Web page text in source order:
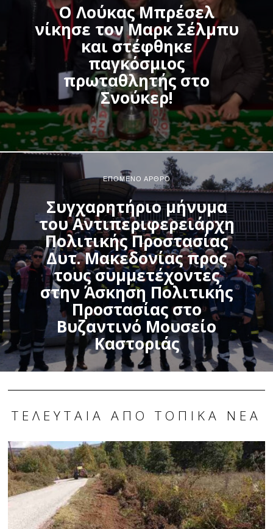
Ο Λούκας Μπρέσελ
νίκησε τον Μαρκ Σέλμπυ
και στέφθηκε
παγκόσμιος
πρωταθλητής στο
Σνούκερ!
ΕΠΌΜΕΝΟ ΆΡΘΡΟ
Συγχαρητήριο μήνυμα
του Αντιπεριφερειάρχη
Πολιτικής Προστασίας
Δυτ. Μακεδονίας προς
τους συμμετέχοντες
στην Άσκηση Πολιτικής
Προστασίας στο
Βυζαντινό Μουσείο
Καστοριάς
ΤΕΛΕΥΤΑΊΑ ΑΠΌ ΤΟΠΙΚΆ ΝΈΑ